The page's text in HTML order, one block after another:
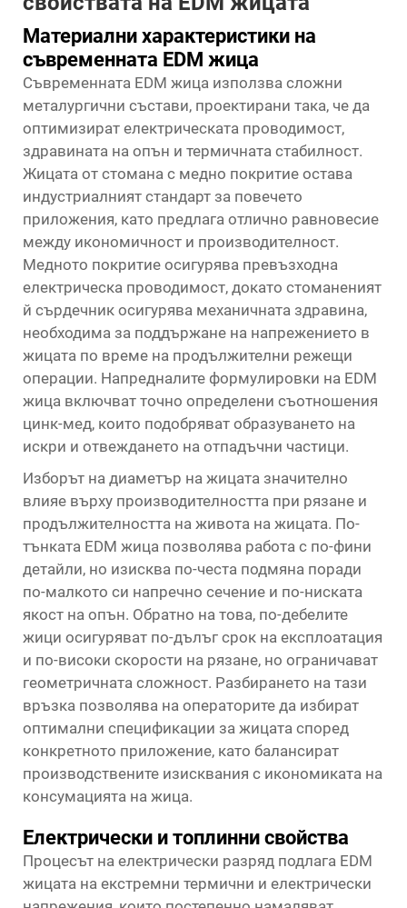
Материални характеристики на
съвременната EDM жица
Съвременната EDM жица използва сложни
металургични състави, проектирани така, че да
оптимизират електрическата проводимост,
здравината на опън и термичната стабилност.
Жицата от стомана с медно покритие остава
индустриалният стандарт за повечето
приложения, като предлага отлично равновесие
между икономичност и производителност.
Медното покритие осигурява превъзходна
електрическа проводимост, докато стоманеният
й сърдечник осигурява механичната здравина,
необходима за поддържане на напрежението в
жицата по време на продължителни режещи
операции. Напредналите формулировки на EDM
жица включват точно определени съотношения
цинк-мед, които подобряват образуването на
искри и отвеждането на отпадъчни частици.
Изборът на диаметър на жицата значително
влияе върху производителността при рязане и
продължителността на живота на жицата. По-
тънката EDM жица позволява работа с по-фини
детайли, но изисква по-честа подмяна поради
по-малкото си напречно сечение и по-ниската
якост на опън. Обратно на това, по-дебелите
жици осигуряват по-дълъг срок на експлоатация
и по-високи скорости на рязане, но ограничават
геометричната сложност. Разбирането на тази
връзка позволява на операторите да избират
оптимални спецификации за жицата според
конкретното приложение, като балансират
производствените изисквания с икономиката на
консумацията на жица.
Електрически и топлинни свойства
Процесът на електрически разряд подлага EDM
жицата на екстремни термични и електрически